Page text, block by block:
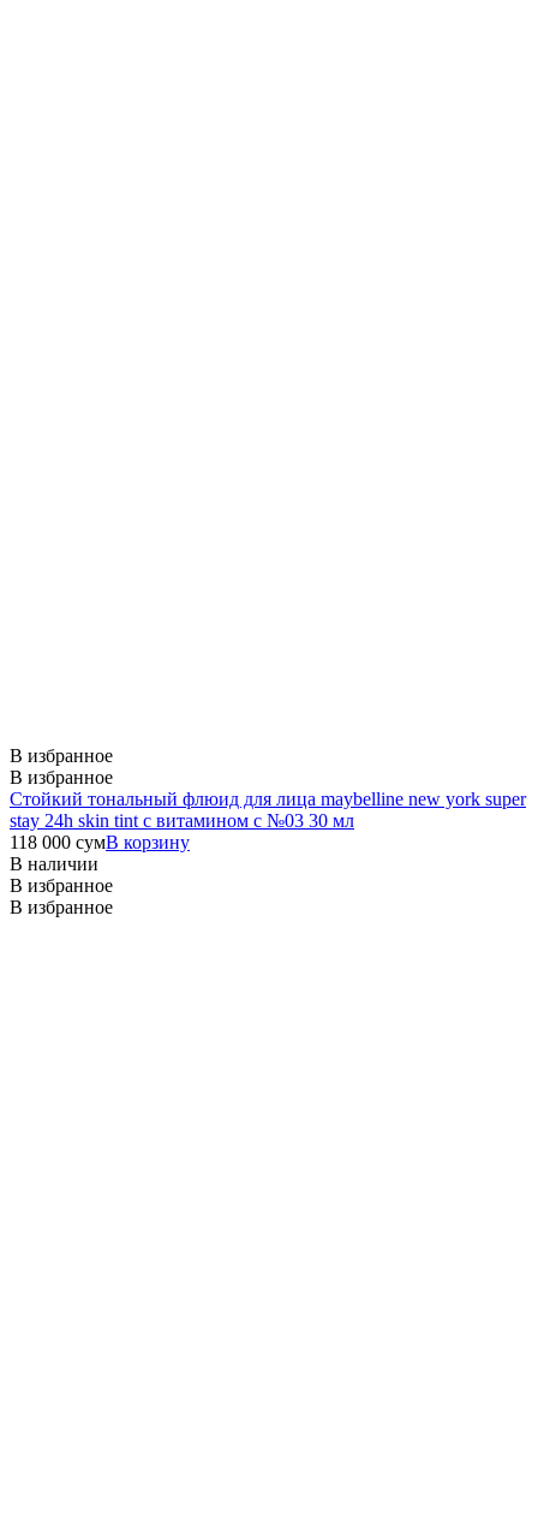
В избранное
В избранное
Стойкий тональный флюид для лица maybelline new york super
stay 24h skin tint с витамином с №03 30 мл
118 000 сумВ корзину
В наличии
В избранное
В избранное